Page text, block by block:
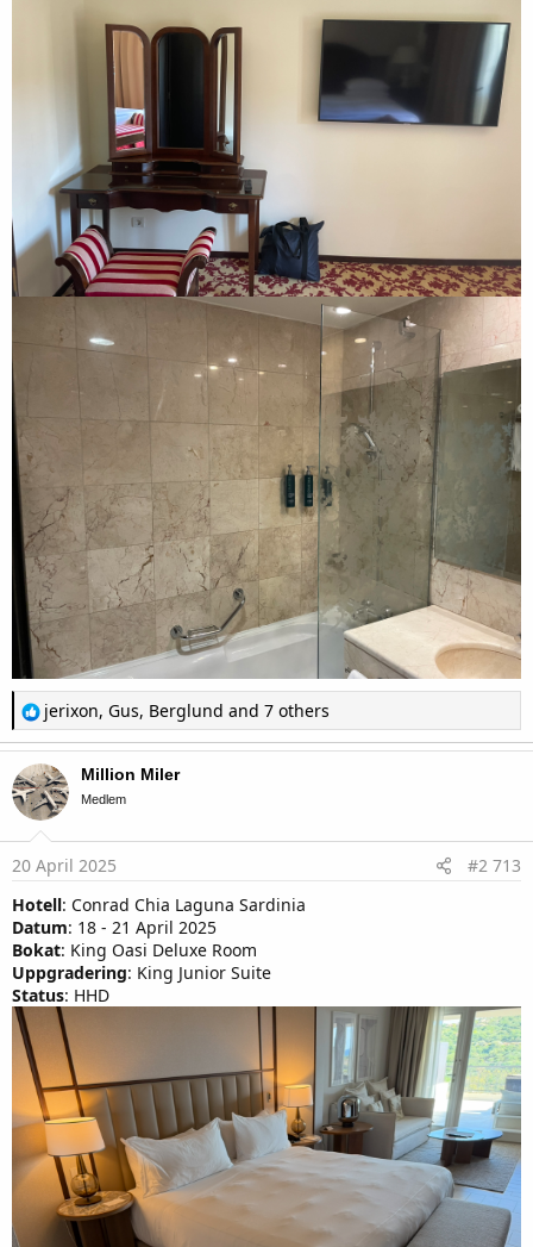
R
e
a
c
t
i
o
:
jerixon, Gus, Berglund and 7 others
Million Miler
Medlem
20 April 2025
#2 713
Hotell: Conrad Chia Laguna Sardinia
Datum: 18 - 21 April 2025
Bokat: King Oasi Deluxe Room
Uppgradering: King Junior Suite
Status: HHD